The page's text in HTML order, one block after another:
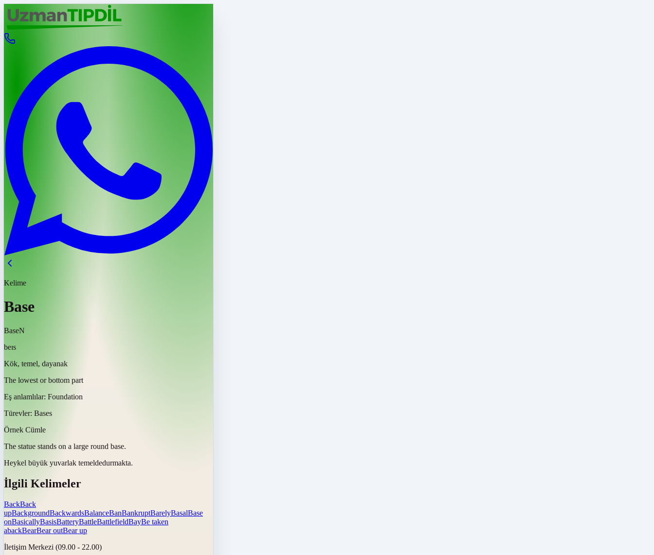
Kelime
Base
BaseN
beɪs
Kök, temel, dayanak
The lowest or bottom part
Eş anlamlılar: Foundation
Türevler: Bases
Örnek Cümle
The statue stands on a large round base.
Heykel büyük yuvarlak temeldedurmakta.
İlgili Kelimeler
BackBack
upBackgroundBackwardsBalanceBanBankruptBarelyBasalBase
onBasicallyBasisBatteryBattleBattlefieldBayBe taken
abackBearBear outBear up
İletişim Merkezi (09.00 - 22.00)